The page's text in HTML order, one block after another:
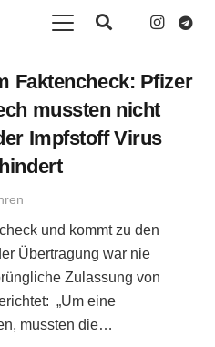
Faktencheck: Pfizer
mussten nicht
Impfstoff Virus
und kommt zu den
Übertragung war nie
Zulassung von
„Um eine
mussten die…